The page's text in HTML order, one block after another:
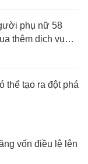
phụ nữ 58
thêm dịch vụ
đi làm lao công
thể tạo ra đột phá
vốn điều lệ lên